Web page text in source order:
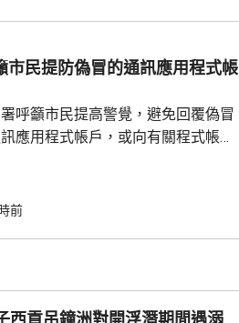
市民提防偽冒的通訊應用程式帳
呼籲市民提高警覺，避免回覆偽冒
應用程式帳戶，或向有關程式帳戶
結，以盗取市民的個人資料。社署
前